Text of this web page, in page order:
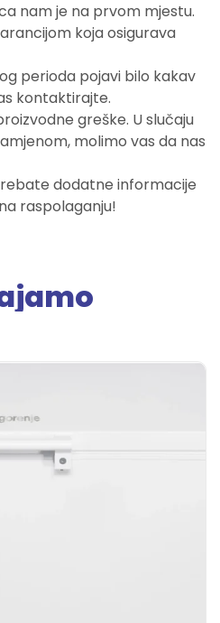
nam je na prvom mjestu.
koja osigurava
perioda pojavi bilo kakav
kontaktirajte.
greške. U slučaju
molimo vas da nas
dodatne informacije
raspolaganju!